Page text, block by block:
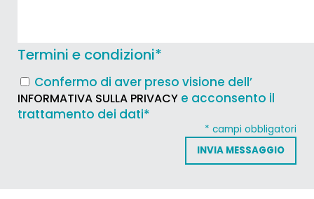
Termini e condizioni*
Confermo di aver preso visione dell’
INFORMATIVA SULLA PRIVACY e acconsento il
trattamento dei dati*
* campi obbligatori